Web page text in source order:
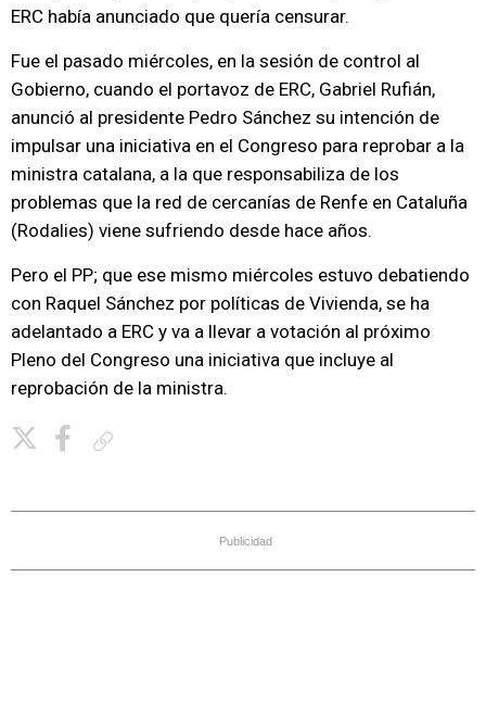
ERC había anunciado que quería censurar.
Fue el pasado miércoles, en la sesión de control al
Gobierno, cuando el portavoz de ERC, Gabriel Rufián,
anunció al presidente Pedro Sánchez su intención de
impulsar una iniciativa en el Congreso para reprobar a la
ministra catalana, a la que responsabiliza de los
problemas que la red de cercanías de Renfe en Cataluña
(Rodalies) viene sufriendo desde hace años.
Pero el PP; que ese mismo miércoles estuvo debatiendo
con Raquel Sánchez por políticas de Vivienda, se ha
adelantado a ERC y va a llevar a votación al próximo
Pleno del Congreso una iniciativa que incluye al
reprobación de la ministra.
Publicidad